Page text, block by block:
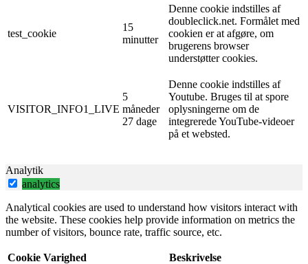
test_cookie
15
minutter
Denne cookie indstilles af
doubleclick.net. Formålet med
cookien er at afgøre, om
brugerens browser
understøtter cookies.
VISITOR_INFO1_LIVE
5
måneder
27 dage
Denne cookie indstilles af
Youtube. Bruges til at spore
oplysningerne om de
integrerede YouTube-videoer
på et websted.
Analytik
analytics
Analytical cookies are used to understand how visitors interact with
the website. These cookies help provide information on metrics the
number of visitors, bounce rate, traffic source, etc.
Cookie Varighed Beskrivelse